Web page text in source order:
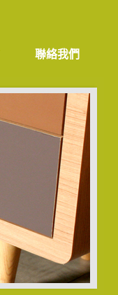
聯絡我們